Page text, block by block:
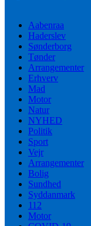
Aabenraa
Haderslev
Sønderborg
Tønder
Arrangementer
Erhverv
Mad
Motor
Natur
NYHED
Politik
Sport
Vejr
Arrangementer
Bolig
Sundhed
Syddanmark
112
Motor